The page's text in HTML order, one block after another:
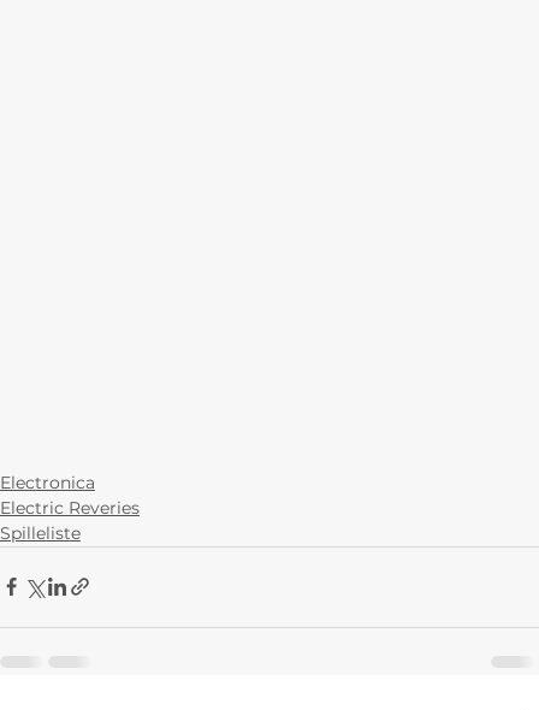
Electronica
Electric Reveries
Spilleliste